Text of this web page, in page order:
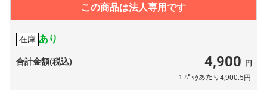
この商品は法人専用です
在庫 あり
合計金額(税込) 4,900
１ﾊﾟｯｸあたり4,900.5円